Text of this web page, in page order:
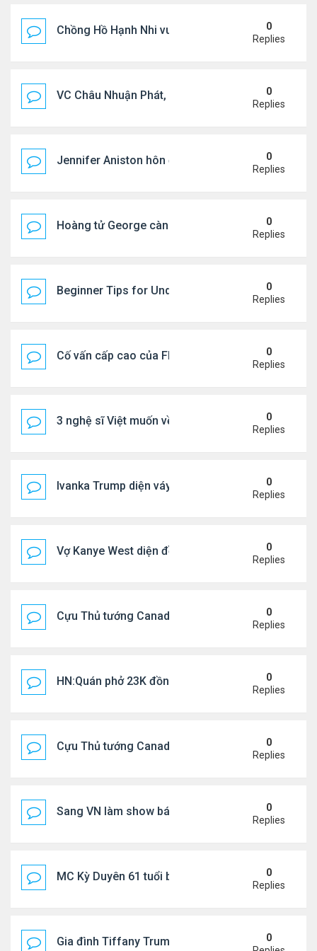
Chồng Hồ Hạnh Nhi vui vẻ ôm người cũ của vợ
0
Replies
VC Châu Nhuận Phát, Lưu Gia Linh viếng vợ cũ ..
0
Replies
Jennifer Aniston hôn đắm đuối bạn trai trên du
0
Replies
Hoàng tử George càng lớn càng điển trai0
Replies
Beginner Tips for Understanding Diablo 4 Items
0
Replies
Cố vấn cấp cao của FIFA từ chức để phán đối
0
Replies
3 nghệ sĩ Việt muốn về VN nhưng số phận an bài
0
Replies
Ivanka Trump diện váy hở eo táo bạo, khoe vòng
0
Replies
Vợ Kanye West diện đồ xẻ bạo, dự tiệc ở đảo Ibiza
0
Replies
Cựu Thủ tướng Canada đắm đuối khóa môi Katy
0
Replies
HN:Quán phở 23K đồng một bát, 7 năm không
0
Replies
Cựu Thủ tướng Canada thoa kem chống nắng
0
Replies
Sang VN làm show bán vé giá "trên trời"
0
Replies
MC Kỳ Duyên 61 tuổi bị soi nhan sắc khi 0
Replies
Gia đình Tiffany Trump đi nghỉ ở Spain
0